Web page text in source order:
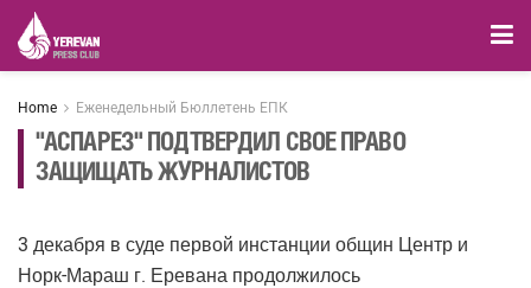
Home Еженедельный Бюллетень ЕПК
"АСПАРЕЗ" ПОДТВЕРДИЛ СВОЕ ПРАВО
ЗАЩИЩАТЬ ЖУРНАЛИСТОВ
3 декабря в суде первой инстанции общин Центр и
Норк-Мараш г. Еревана продолжилось